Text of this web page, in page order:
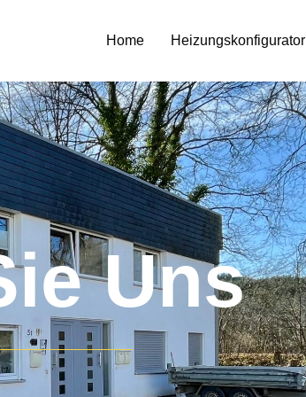
Home Heizungskonfigurator
Uns